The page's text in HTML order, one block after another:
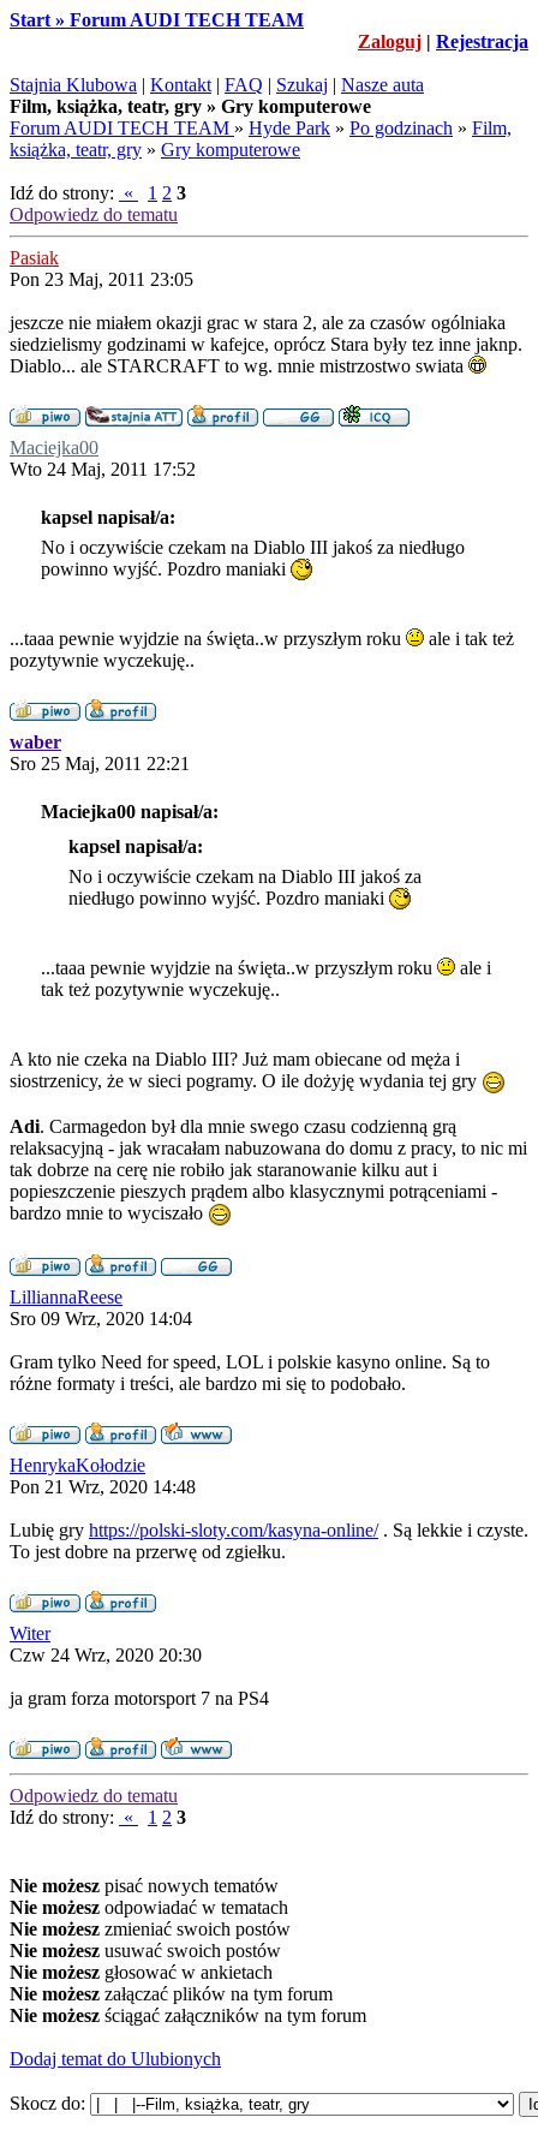
Start » Forum AUDI TECH TEAM
Zaloguj | Rejestracja
Stajnia Klubowa | Kontakt | FAQ | Szukaj | Nasze auta
Film, książka, teatr, gry » Gry komputerowe
Forum AUDI TECH TEAM » Hyde Park » Po godzinach » Film,
książka, teatr, gry » Gry komputerowe
Idź do strony: « 1 2 3
Odpowiedz do tematu
Pasiak
Pon 23 Maj, 2011 23:05
jeszcze nie miałem okazji grac w stara 2, ale za czasów ogólniaka
siedzielismy godzinami w kafejce, oprócz Stara były tez inne jaknp.
Diablo... ale STARCRAFT to wg. mnie mistrzostwo swiata
Maciejka00
Wto 24 Maj, 2011 17:52
kapsel napisał/a:
No i oczywiście czekam na Diablo III jakoś za niedługo
powinno wyjść. Pozdro maniaki
...taaa pewnie wyjdzie na święta..w przyszłym roku
ale i tak też
pozytywnie wyczekuję..
waber
Sro 25 Maj, 2011 22:21
Maciejka00 napisał/a:
kapsel napisał/a:
No i oczywiście czekam na Diablo III jakoś za
niedługo powinno wyjść. Pozdro maniaki
...taaa pewnie wyjdzie na święta..w przyszłym roku
ale i
tak też pozytywnie wyczekuję..
A kto nie czeka na Diablo III? Już mam obiecane od męża i
siostrzenicy, że w sieci pogramy. O ile dożyję wydania tej gry
Adi. Carmagedon był dla mnie swego czasu codzienną grą
relaksacyjną - jak wracałam nabuzowana do domu z pracy, to nic mi
tak dobrze na cerę nie robiło jak staranowanie kilku aut i
popieszczenie pieszych prądem albo klasycznymi potrąceniami -
bardzo mnie to wyciszało
LilliannaReese
Sro 09 Wrz, 2020 14:04
Gram tylko Need for speed, LOL i polskie kasyno online. Są to
różne formaty i treści, ale bardzo mi się to podobało.
HenrykaKołodzie
Pon 21 Wrz, 2020 14:48
Lubię gry https://polski-sloty.com/kasyna-online/. Są lekkie i czyste.
To jest dobre na przerwę od zgiełku.
Witer
Czw 24 Wrz, 2020 20:30
ja gram forza motorsport 7 na PS4
Odpowiedz do tematu
Idź do strony: « 1 2 3
Nie możesz pisać nowych tematów
Nie możesz odpowiadać w tematach
Nie możesz zmieniać swoich postów
Nie możesz usuwać swoich postów
Nie możesz głosować w ankietach
Nie możesz załączać plików na tym forum
Nie możesz ściągać załączników na tym forum
Dodaj temat do Ulubionych
Skocz do: